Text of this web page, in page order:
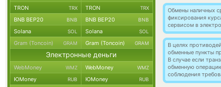
Обмены наличных
фиксирования
сервисом в
В целях
обменные пункты
В случае если
обменную
соблюдения
TRON TRX TRON TRX
BNB BEP20 BNB BNB BEP20 BNB
Solana SOL Solana SOL
Gram (Toncoin) GRAM Gram (Toncoin) GRAM
Электронные деньги
WebMoney WMZ WebMoney WMZ
ЮMoney RUB ЮMoney RUB